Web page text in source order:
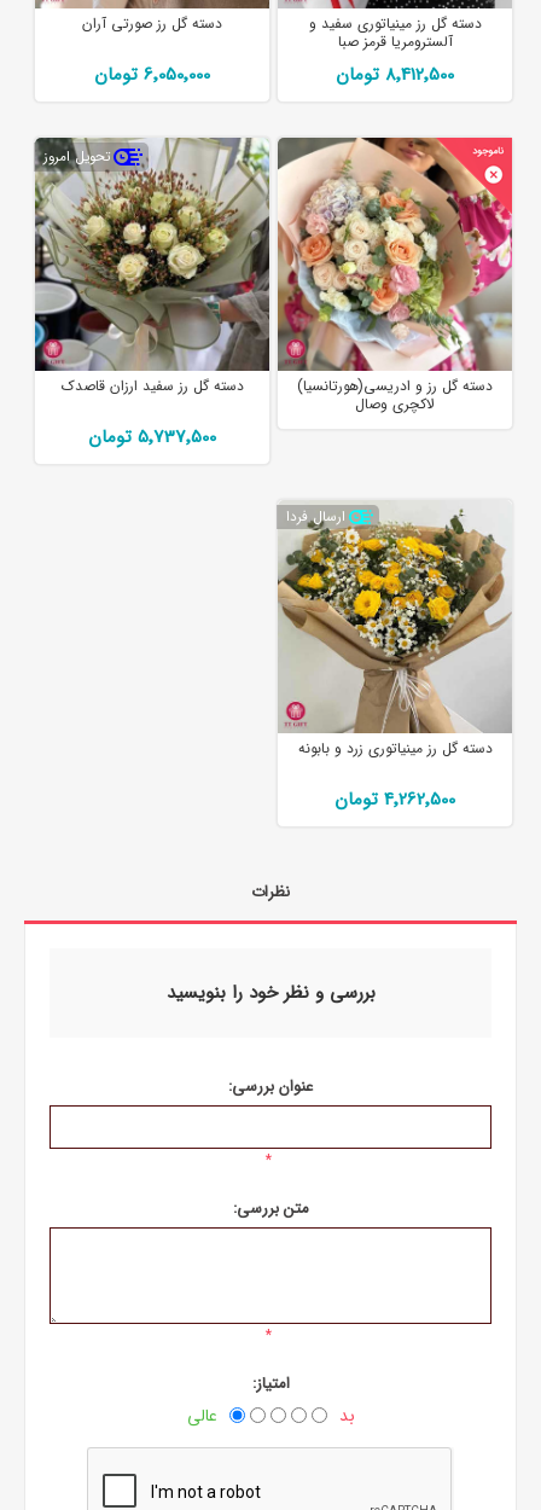
دسته گل رز مینیاتوری سفید و
آلسترومریا قرمز صبا
8٬412٬500 تومان
دسته گل رز صورتی آران
6٬050٬000 تومان
دسته گل رز و ادریسی(هورتانسیا)
لاکچری وصال
تحویل امروز
دسته گل رز سفید ارزان قاصدک
5٬737٬500 تومان
ارسال فردا
دسته گل رز مینیاتوری زرد و بابونه
4٬262٬500 تومان
نظرات
بررسی و نظر خود را بنویسید
عنوان بررسی:
*
متن بررسی:
*
امتیاز:
بد عالی